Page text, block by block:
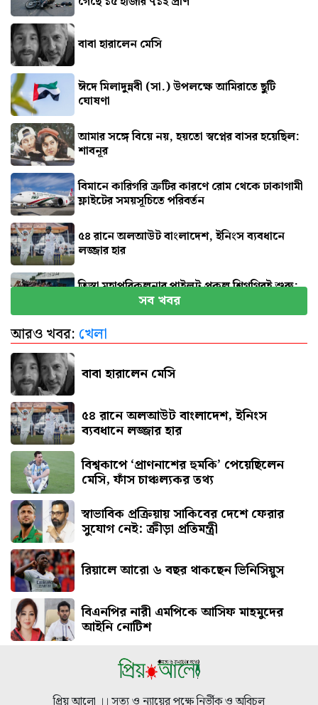
বাবা হারালেন মেসি
ঈদে মিলাদুন্নবী (সা.) উপলক্ষে আমিরাতে ছুটি
ঘোষণা
আমার সঙ্গে বিয়ে নয়, হয়তো স্বপ্নের বাসর হয়েছিল:
শাবনূর
বিমানে কারিগরি ত্রুটির কারণে রোম থেকে ঢাকাগামী
ফ্লাইটের সময়সূচিতে পরিবর্তন
৫৪ রানে অলআউট বাংলাদেশ, ইনিংস ব্যবধানে
লজ্জার হার
তিস্তা মহাপরিকল্পনার পাইলট প্রকল্প শিগগিরই শুরু:
জুলাই জাদুঘর যেন দলীয় ইতিহাসের জায়গা না হয়:
সব খবর
আরও খবর: খেলা
বাবা হারালেন মেসি
৫৪ রানে অলআউট বাংলাদেশ, ইনিংস
ব্যবধানে লজ্জার হার
বিশ্বকাপে ‘প্রাণনাশের হুমকি’ পেয়েছিলেন
মেসি, ফাঁস চাঞ্চল্যকর তথ্য
স্বাভাবিক প্রক্রিয়ায় সাকিবের দেশে ফেরার
সুযোগ নেই: ক্রীড়া প্রতিমন্ত্রী
রিয়ালে আরো ৬ বছর থাকছেন ভিনিসিয়ুস
বিএনপির নারী এমপিকে আসিফ মাহমুদের
আইনি নোটিশ